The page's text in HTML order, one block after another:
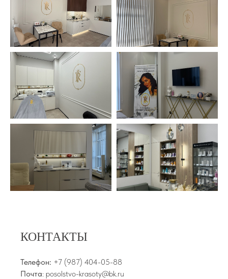
КОНТАКТЫ
Телефон: +7 (987) 404-05-88
Почта: posolstvo-krasoty@bk.ru